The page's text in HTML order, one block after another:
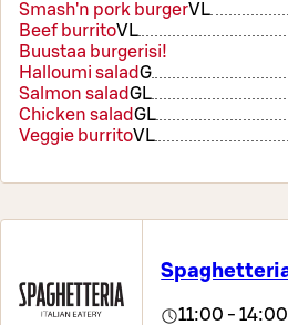
Smash'n pork burgerVL
Beef burritoVL
Buustaa burgerisi!
Halloumi saladG
Salmon saladGL
Chicken saladGL
Veggie burritoVL
11:00 - 14:00